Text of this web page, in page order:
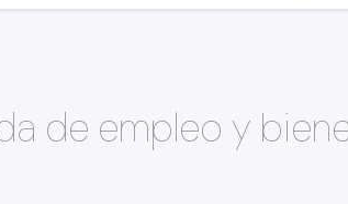
de empleo y